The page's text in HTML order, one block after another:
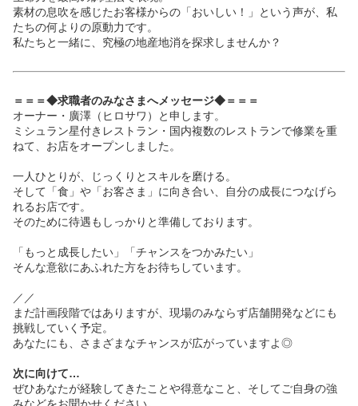
素材の息吹を感じたお客様からの「おいしい！」という声が、私
たちの何よりの原動力です。
私たちと一緒に、究極の地産地消を探求しませんか？
＝＝＝◆求職者のみなさまへメッセージ◆＝＝＝
オーナー・廣澤（ヒロサワ）と申します。
ミシュラン星付きレストラン・国内複数のレストランで修業を重
ねて、お店をオープンしました。
一人ひとりが、じっくりとスキルを磨ける。
そして「食」や「お客さま」に向き合い、自分の成長につなげら
れるお店です。
そのために待遇もしっかりと準備しております。
「もっと成長したい」「チャンスをつかみたい」
そんな意欲にあふれた方をお待ちしています。
／／
まだ計画段階ではありますが、現場のみならず店舗開発などにも
挑戦していく予定。
あなたにも、さまざまなチャンスが広がっていますよ◎
次に向けて…
ぜひあなたが経験してきたことや得意なこと、そしてご自身の強